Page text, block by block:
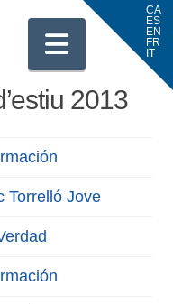
2013
Torrelló Jove